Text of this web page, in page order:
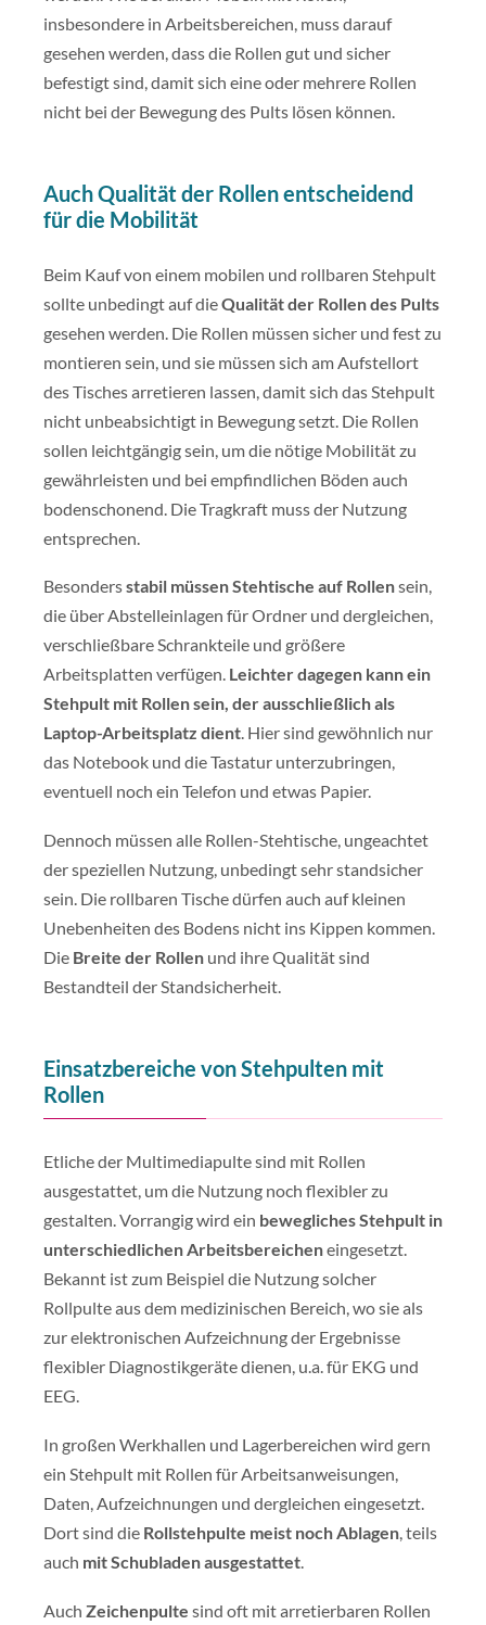
insbesondere in Arbeitsbereichen, muss darauf
gesehen werden, dass die Rollen gut und sicher
befestigt sind, damit sich eine oder mehrere Rollen
nicht bei der Bewegung des Pults lösen können.
Auch Qualität der Rollen entscheidend
für die Mobilität
Beim Kauf von einem mobilen und rollbaren Stehpult
sollte unbedingt auf dieQualität der Rollen des Pults
gesehen werden. Die Rollen müssen sicher und fest zu
montieren sein, und sie müssen sich am Aufstellort
des Tisches arretieren lassen, damit sich das Stehpult
nicht unbeabsichtigt in Bewegung setzt. Die Rollen
sollen leichtgängig sein, um die nötige Mobilität zu
gewährleisten und bei empfindlichen Böden auch
bodenschonend. Die Tragkraft muss der Nutzung
entsprechen.
Besondersstabil müssen Stehtische auf Rollensein,
die über Abstelleinlagen für Ordner und dergleichen,
verschließbare Schrankteile und größere
Arbeitsplatten verfügen. Leichter dagegen kann ein
Stehpult mit Rollen sein, der ausschließlich als
Laptop-Arbeitsplatz dient. Hier sind gewöhnlich nur
das Notebook und die Tastatur unterzubringen,
eventuell noch ein Telefon und etwas Papier.
Dennoch müssen alle Rollen-Stehtische, ungeachtet
der speziellen Nutzung, unbedingt sehr standsicher
sein. Die rollbaren Tische dürfen auch auf kleinen
Unebenheiten des Bodens nicht ins Kippen kommen.
Die Breite der Rollen und ihre Qualität sind
Bestandteil der Standsicherheit.
Einsatzbereiche von Stehpulten mit
Rollen
Etliche der Multimediapulte sind mit Rollen
ausgestattet, um die Nutzung noch flexibler zu
gestalten. Vorrangig wird ein bewegliches Stehpult in
unterschiedlichen Arbeitsbereicheneingesetzt.
Bekannt ist zum Beispiel die Nutzung solcher
Rollpulte aus dem medizinischen Bereich, wo sie als
zur elektronischen Aufzeichnung der Ergebnisse
flexibler Diagnostikgeräte dienen, u.a. für EKG und
EEG.
In großen Werkhallen und Lagerbereichen wird gern
ein Stehpult mit Rollen für Arbeitsanweisungen,
Daten, Aufzeichnungen und dergleichen eingesetzt.
Dort sind die Rollstehpulte meist noch Ablagen, teils
auch mit Schubladen ausgestattet.
Auch Zeichenpulte sind oft mit arretierbaren Rollen